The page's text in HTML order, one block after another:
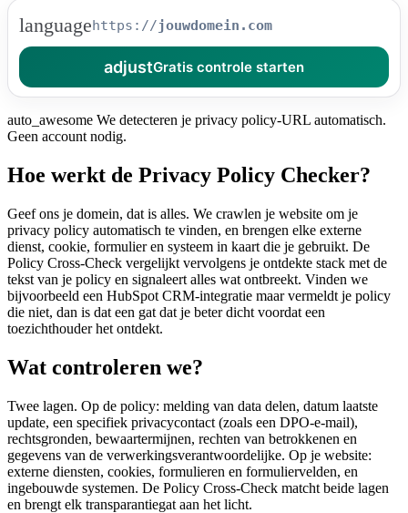
languagehttps://
adjustGratis controle starten
auto_awesome We detecteren je privacy policy-URL automatisch.
Geen account nodig.
Hoe werkt de Privacy Policy Checker?
Geef ons je domein, dat is alles. We crawlen je website om je
privacy policy automatisch te vinden, en brengen elke externe
dienst, cookie, formulier en systeem in kaart die je gebruikt. De
Policy Cross-Check vergelijkt vervolgens je ontdekte stack met de
tekst van je policy en signaleert alles wat ontbreekt. Vinden we
bijvoorbeeld een HubSpot CRM-integratie maar vermeldt je policy
die niet, dan is dat een gat dat je beter dicht voordat een
toezichthouder het ontdekt.
Wat controleren we?
Twee lagen. Op de policy: melding van data delen, datum laatste
update, een specifiek privacycontact (zoals een DPO-e-mail),
rechtsgronden, bewaartermijnen, rechten van betrokkenen en
gegevens van de verwerkingsverantwoordelijke. Op je website:
externe diensten, cookies, formulieren en formuliervelden, en
ingebouwde systemen. De Policy Cross-Check matcht beide lagen
en brengt elk transparantiegat aan het licht.